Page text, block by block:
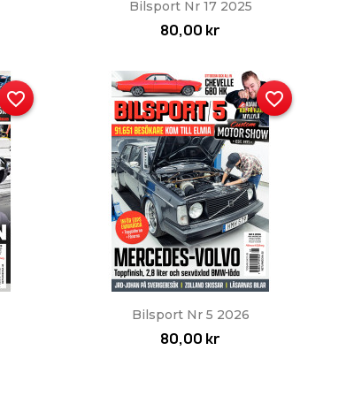
Bilsport Nr 17 2025
80,00 kr
favorite_border
Snabbvy
Bilsport Nr 5 2026
80,00 kr
favorite_border